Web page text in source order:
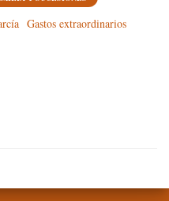
Gastos extraordinarios